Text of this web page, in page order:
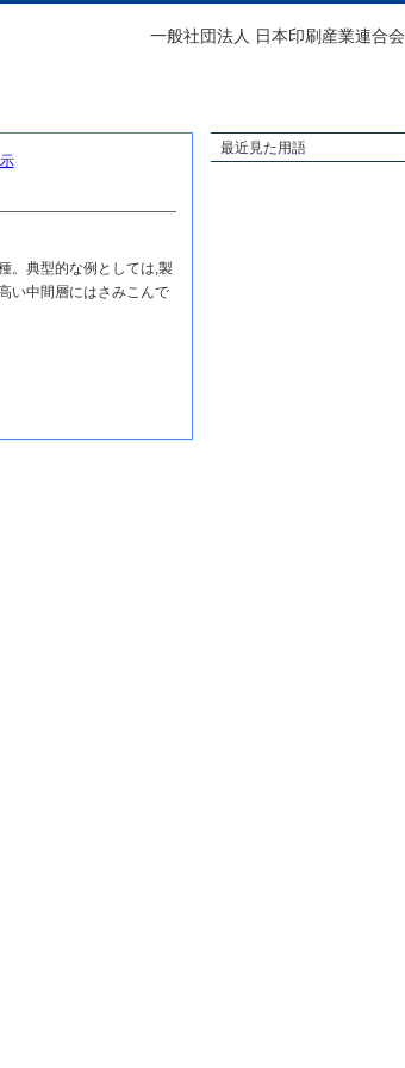
一般社団法人 日本印刷産業連合会
。典型的な例としては,製
い中間層にはさみこんで
最近見た用語